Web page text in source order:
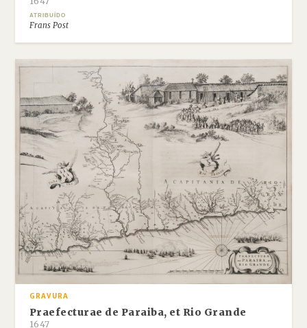
ATRIBUÍDO
Frans Post
GRAVURA
Praefecturae de Paraiba, et Rio Grande
1647